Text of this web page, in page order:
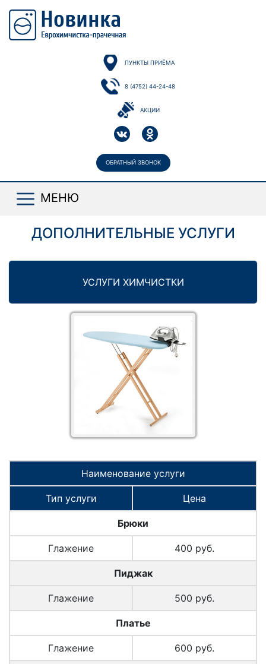
ПУНКТЫ ПРИЁМА
8 (4752) 44-24-48
АКЦИИ
ОБРАТНЫЙ ЗВОНОК
ДОПОЛНИТЕЛЬНЫЕ УСЛУГИ
Наименование услуги
Тип услуги Цена
Брюки
Глажение 400 руб.
Пиджак
Глажение 500 руб.
Платье
Глажение 600 руб.
УСЛУГИ ХИМЧИСТКИ